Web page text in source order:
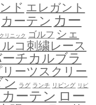
ド エレガント
カーテン カー
クリニック ゴルフ シェ
ルコ刺繍レース
チカルブラ
リーツスクリー
ン ラグ ランチ リビング リピ
ーテン ロー